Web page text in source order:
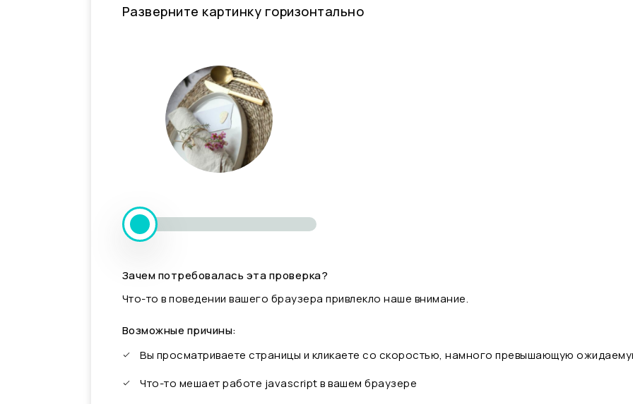
Разверните картинку горизонтально
Зачем потребовалась эта проверка?
Что-то в поведении вашего браузера привлекло наше внимание.
Возможные причины:
Вы просматриваете страницы и кликаете со скоростью, намного превышающую
Что-то мешает работе javascript в вашем браузере